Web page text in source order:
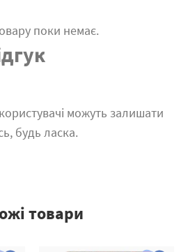
поки немає.
можуть залишати
будь ласка.
товари